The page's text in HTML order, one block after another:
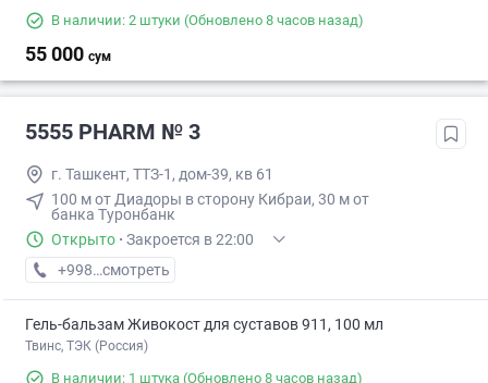
В наличии: 2 штуки (Обновлено 8 часов назад)
55 000 сум
5555 PHARM № 3
г. Ташкент, ТТЗ-1, дом-39, кв 61
100 м от Диадоры в сторону Кибраи, 30 м от
банка Туронбанк
Открыто · Закроется в 22:00
+998 (71) XXX-XX-XX
смотреть
Гель-бальзам Живокост для суставов 911, 100 мл
Твинс, ТЭК (Россия)
В наличии: 1 штука (Обновлено 8 часов назад)